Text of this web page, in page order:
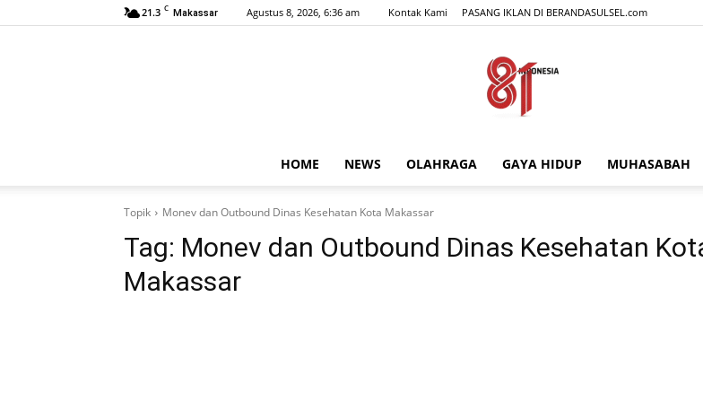
21.3 C Makassar Agustus 8, 2026, 6:36 am Kontak Kami PASANG IKLAN DI BERANDASULSEL.com
HOME NEWS OLAHRAGA GAYA HIDUP MUHASABAH
Topik Monev dan Outbound Dinas Kesehatan Kota Makassar
Tag: Monev dan Outbound Dinas Kesehatan
Makassar